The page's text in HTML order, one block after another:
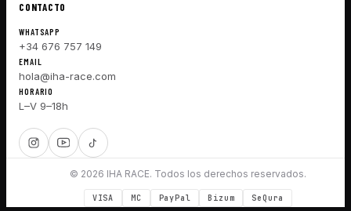
CONTACTO
WHATSAPP
+34 676 757 149
EMAIL
hola@iha-race.com
HORARIO
L–V 9–18h
© 2026 IHA RACE. Todos los derechos reservados.
VISA MC PayPal Bizum SeQura